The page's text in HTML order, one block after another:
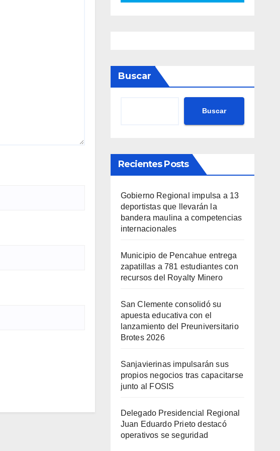
Buscar
Buscar
Recientes Posts
Gobierno Regional impulsa a 13
deportistas que llevarán la
bandera maulina a competencias
internacionales
Municipio de Pencahue entrega
zapatillas a 781 estudiantes con
recursos del Royalty Minero
San Clemente consolidó su
apuesta educativa con el
lanzamiento del Preuniversitario
Brotes 2026
Sanjavierinas impulsarán sus
propios negocios tras capacitarse
junto al FOSIS
Delegado Presidencial Regional
Juan Eduardo Prieto destacó
operativos se seguridad